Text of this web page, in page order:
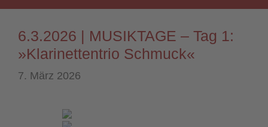
6.3.2026 | MUSIKTAGE – Tag 1:
»Klarinettentrio Schmuck«
7. März 2026